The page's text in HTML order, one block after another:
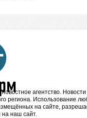
агентство. Новости
региона. Использование
на сайте,
на наш сайт.